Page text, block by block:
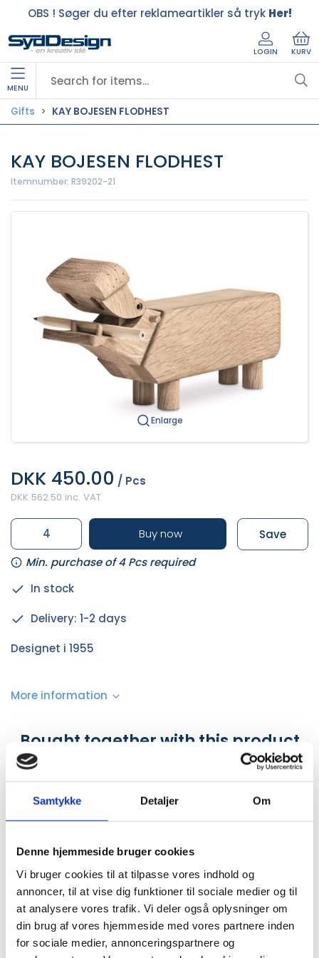
Samtykke Detaljer Om
Denne hjemmeside bruger cookies
Vi bruger cookies til at tilpasse vores indhold og
annoncer, til at vise dig funktioner til sociale medier og til
at analysere vores trafik. Vi deler også oplysninger om
din brug af vores hjemmeside med vores partnere inden
for sociale medier, annonceringspartnere og
OBS ! Søger du efter reklameartikler så tryk Her!
LOGIN KURV
MENU
Gifts KAY BOJESEN FLODHEST
KAY BOJESEN FLODHEST
Itemnumber: R39202-21
Enlarge
DKK 450.00 / Pcs
DKK 562.50 inc. VAT
Buy now
Min. purchase of 4 Pcs required
Save
In stock
Delivery: 1-2 days
Designet i 1955
More information
Bought together with this product
RC1017354
BLÅ MEGA RIFLET SKÅL 180
CL
SACKIT701041
#SACKit Touch 410 Sort